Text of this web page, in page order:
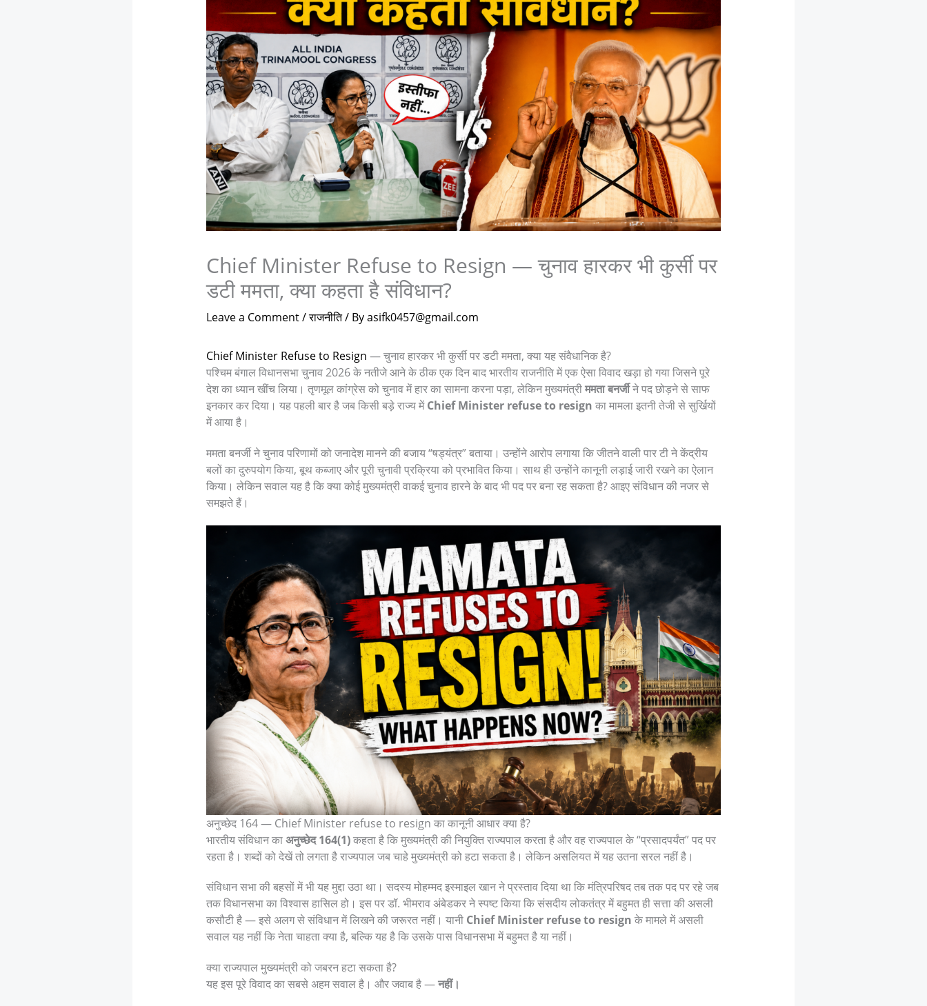
Chief Minister Refuse to Resign — चुनाव हारकर भी कुर्सी पर
डटी ममता, क्या कहता है संविधान?
Leave a Comment/राजनीति/ Byasifk0457@gmail.com
Chief Minister Refuse to Resign — चुनाव हारकर भी कुर्सी पर डटी ममता, क्या यह संवैधानिक है?
पश्चिम बंगाल विधानसभा चुनाव 2026 के नतीजे आने के ठीक एक दिन बाद भारतीय राजनीति में एक ऐसा विवाद खड़ा हो गया जिसने पूरे
देश का ध्यान खींच लिया। तृणमूल कांग्रेस को चुनाव में हार का सामना करना पड़ा, लेकिन मुख्यमंत्रीममता बनर्जीने पद छोड़ने से साफ
इनकार कर दिया। यह पहली बार है जब किसी बड़े राज्य मेंChief Minister refuse to resign का मामला इतनी तेजी से सुर्खियों
में आया है।
ममता बनर्जी ने चुनाव परिणामों को जनादेश मानने की बजाय “षड्यंत्र” बताया। उन्होंने आरोप लगाया कि जीतने वाली पार टी ने केंद्रीय
बलों का दुरुपयोग किया, बूथ कब्जाए और पूरी चुनावी प्रक्रिया को प्रभावित किया। साथ ही उन्होंने कानूनी लड़ाई जारी रखने का ऐलान
किया। लेकिन सवाल यह है कि क्या कोई मुख्यमंत्री वाकई चुनाव हारने के बाद भी पद पर बना रह सकता है? आइए संविधान की नजर से
समझते हैं।
अनुच्छेद 164 — Chief Minister refuse to resign का कानूनी आधार क्या है?
भारतीय संविधान काअनुच्छेद 164(1)कहता है कि मुख्यमंत्री की नियुक्ति राज्यपाल करता है और वह राज्यपाल के “प्रसादपर्यंत” पद पर
रहता है। शब्दों को देखें तो लगता है राज्यपाल जब चाहे मुख्यमंत्री को हटा सकता है। लेकिन असलियत में यह उतना सरल नहीं है।
संविधान सभा की बहसों में भी यह मुद्दा उठा था। सदस्य मोहम्मद इस्माइल खान ने प्रस्ताव दिया था कि मंत्रिपरिषद तब तक पद पर रहे जब
तक विधानसभा का विश्वास हासिल हो। इस पर डॉ. भीमराव अंबेडकर ने स्पष्ट किया कि संसदीय लोकतंत्र में बहुमत ही सत्ता की असली
कसौटी है — इसे अलग से संविधान में लिखने की जरूरत नहीं। यानी Chief Minister refuse to resign के मामले में असली
सवाल यह नहीं कि नेता चाहता क्या है, बल्कि यह है कि उसके पास विधानसभा में बहुमत है या नहीं।
क्या राज्यपाल मुख्यमंत्री को जबरन हटा सकता है?
यह इस पूरे विवाद का सबसे अहम सवाल है। और जवाब है —नहीं।